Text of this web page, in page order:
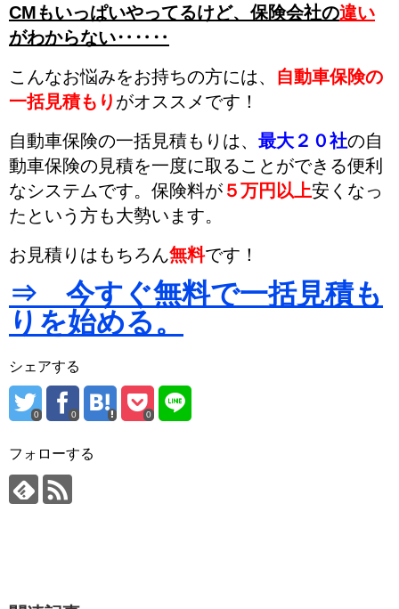
CMもいっぱいやってるけど、保険会社の違い
がわからない‥‥‥
こんなお悩みをお持ちの方には、 自動車保険の
一括見積もり がオススメです！
自動車保険の一括見積もりは、 最大２０社の自
動車保険の見積を一度に取ることができる便利
なシステムです。 保険料が ５万円以上安くなっ
た という方も大勢います。
お見積りはもちろん無料です！
⇒ 今すぐ無料で一括見積も
りを始める。
シェアする
0 0 0
フォローする